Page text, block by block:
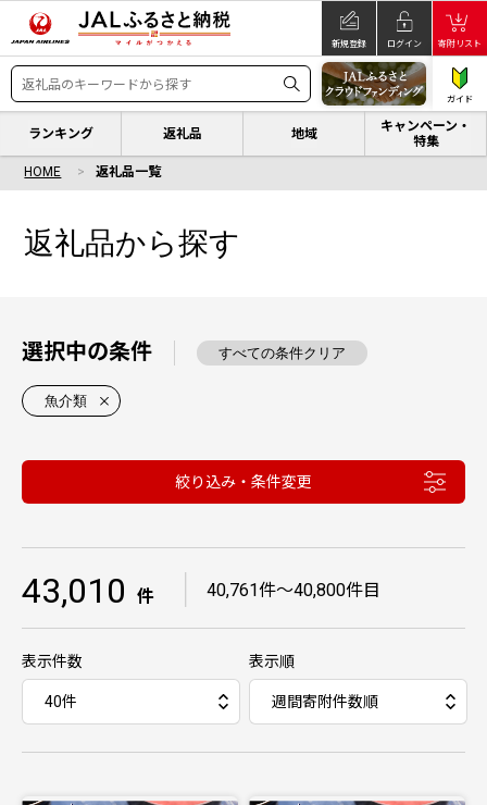
新規登録 ログイン 寄附リスト
ガイド
ランキング 返礼品 地域
キャンペーン・
特集
HOME 返礼品一覧
返礼品から探す
選択中の条件 すべての条件クリア
魚介類
絞り込み・条件変更
43,010 件 40,761件〜40,800件目
表示件数 表示順